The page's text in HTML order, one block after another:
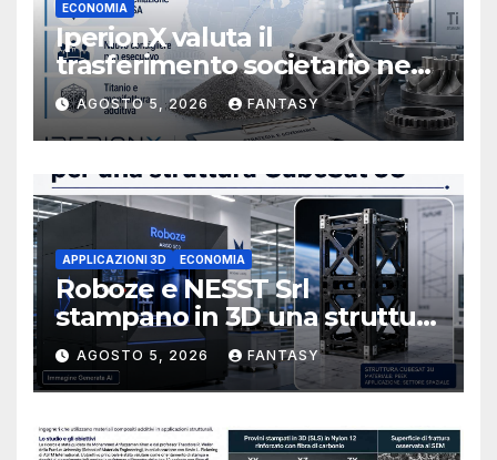
ECONOMIA
IperionX valuta il
trasferimento societario negli
Stati Uniti e rafforza il board,
ha nominato Michael J.
Loparco amministratore
indipendente non esecutivo
AGOSTO 5, 2026 FANTASY
APPLICAZIONI 3D ECONOMIA
Roboze e NESST Srl
stampano in 3D una struttura
CubeSat 3U in Carbon PEEK
AGOSTO 5, 2026 FANTASY